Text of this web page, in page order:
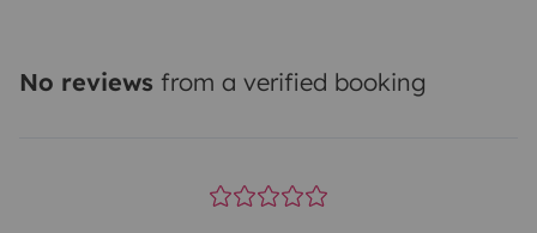
No reviews from a verified booking